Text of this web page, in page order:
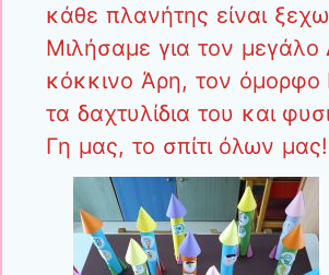
κάθε πλανήτης είναι
Μιλήσαμε για τον μεγάλο
κόκκινο Άρη, τον όμορφο
τα δαχτυλίδια του και
Γη μας, το σπίτι όλων μας!